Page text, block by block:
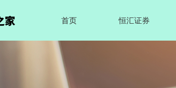
首页 恒汇证券